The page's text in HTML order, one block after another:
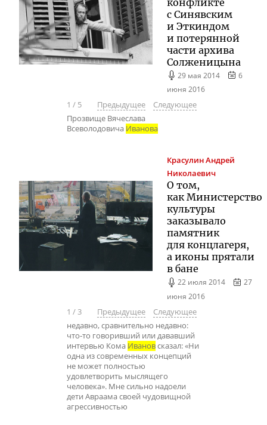
с Синявским
и Эткиндом
и потерянной
части архива
Солженицына
29 мая 2014
6
июня 2016
1 / 5 Предыдущее
Следующее
Прозвище Вячеслава
Всеволодовича Иванова
КрасулинАндрей
Николаевич
О том,
как Министерство
культуры
заказывало
памятник
для концлагеря,
а иконы прятали
в бане
22 июля 2014
27
июня 2016
1 /3 Предыдущее
Следующее
недавно, сравнительно недавно:
что-то говоривший или дававший
интервью Кома Ивановсказал: «Ни
одна из современных концепций
не может полностью
удовлетворить мыслящего
человека». Мне сильно надоели
дети Авраама своей чудовищной
агрессивностью